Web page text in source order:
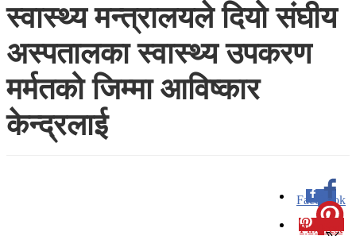
स्वास्थ्य मन्त्रालयले दियो संघीय
अस्पतालका स्वास्थ्य उपकरण
मर्मतको जिम्मा आविष्कार
केन्द्रलाई
Facebook
0
Pinterest